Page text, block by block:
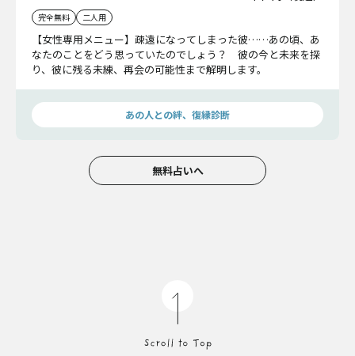
完全無料 二人用
【女性専用メニュー】疎遠になってしまった彼……あの頃、あ
なたのことをどう思っていたのでしょう？ 彼の今と未来を探
り、彼に残る未練、再会の可能性まで解明します。
あの人との絆、復縁診断
無料占いへ